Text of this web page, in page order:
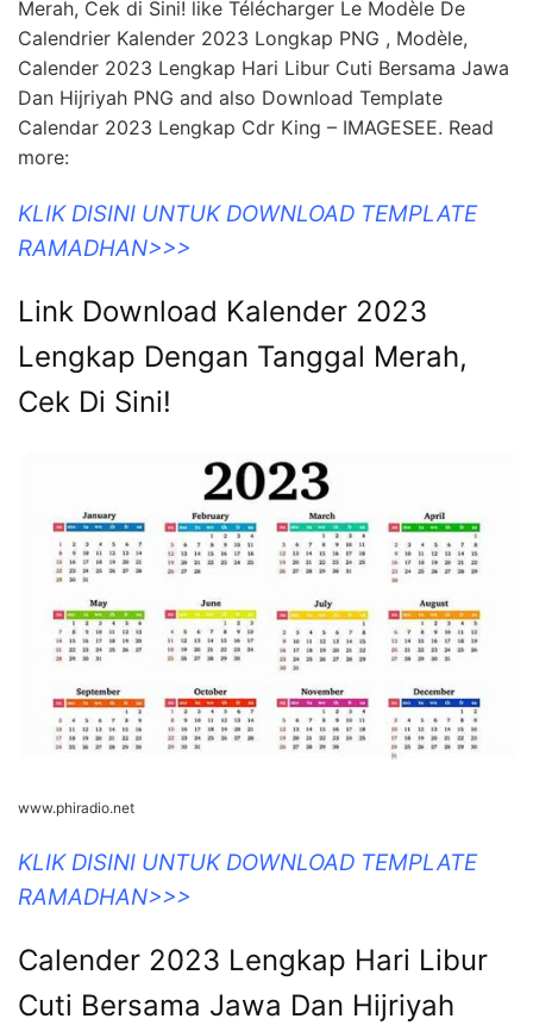
Merah, Cek di Sini! like Télécharger Le Modèle De
Calendrier Kalender 2023 Longkap PNG , Modèle,
Calender 2023 Lengkap Hari Libur Cuti Bersama Jawa
Dan Hijriyah PNG and also Download Template
Calendar 2023 Lengkap Cdr King – IMAGESEE. Read
more:
KLIK DISINI UNTUK DOWNLOAD TEMPLATE
RAMADHAN>>>
Link Download Kalender 2023
Lengkap Dengan Tanggal Merah,
Cek Di Sini!
www.phiradio.net
KLIK DISINI UNTUK DOWNLOAD TEMPLATE
RAMADHAN>>>
Calender 2023 Lengkap Hari Libur
Cuti Bersama Jawa Dan Hijriyah